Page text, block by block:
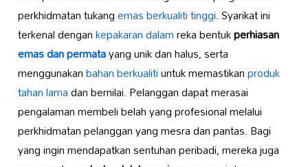
perkhidmatan tukangemas berkualiti tinggi. Syarikat ini
terkenal dengankepakaran dalamreka bentukperhiasan
emas dan permatayang unik dan halus, serta
menggunakanbahan berkualitiuntuk memastikanproduk
tahan lamadan bernilai. Pelanggan dapat merasai
pengalaman membeli belah yang profesional melalui
perkhidmatan pelanggan yang mesra dan pantas. Bagi
yang ingin mendapatkan sentuhan peribadi, mereka juga